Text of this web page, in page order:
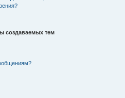
создаваемых тем